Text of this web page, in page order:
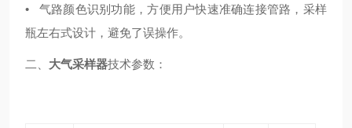
• 气路颜色识别功能，方便用户快速准确连接管路，采样
瓶左右式设计，避免了误操作。
二、 大气采样器技术参数：